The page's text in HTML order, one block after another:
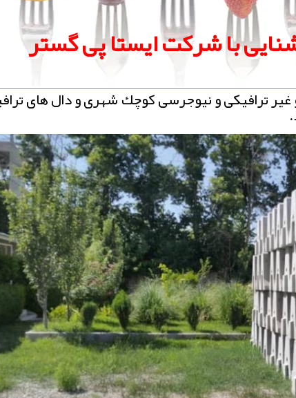
با شركت ایستا پی گستر
ترافیكی و نیوجرسی كوچك شهری و دال های